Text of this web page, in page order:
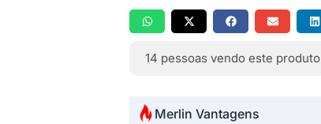
14 pessoas vendo este produto
Merlin Vantagens